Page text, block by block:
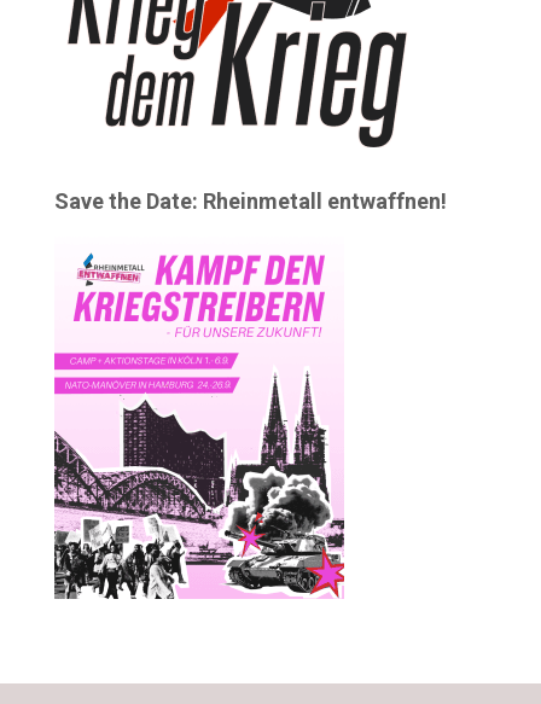
Save the Date: Rheinmetall entwaffnen!